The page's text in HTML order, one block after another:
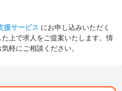
援サービス にお申し込みいただく
上で求人をご提案いたします。情
軽にご相談ください。